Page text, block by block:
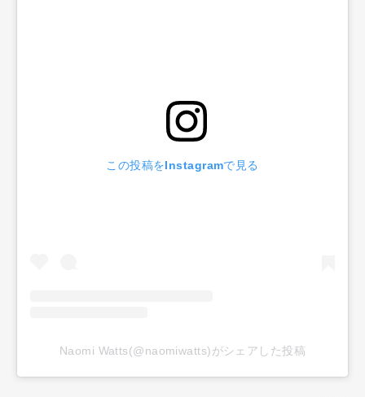
この投稿をInstagramで見る
Naomi Watts(@naomiwatts)がシェアした投稿